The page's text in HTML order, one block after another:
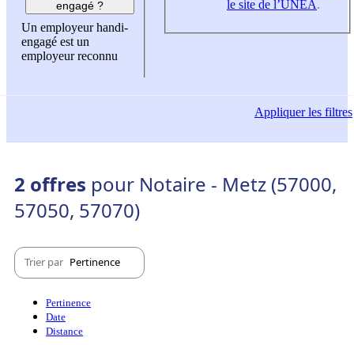
engagé ?
Un employeur handi-
engagé est un
employeur reconnu
le site de l’UNEA.
Appliquerles filtres
2 offres pour Notaire - Metz (57000,
57050, 57070)
Trier par Pertinence
Pertinence
Date
Distance